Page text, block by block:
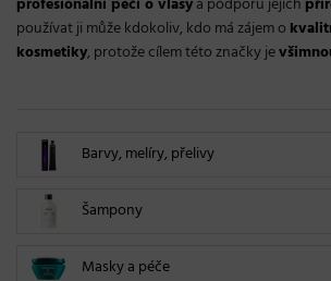
používat ji může kdokoliv, kdo má zájem o
kosmetiky, protože cílem této značky je
Barvy, melíry, přelivy
Šampony
Masky a péče